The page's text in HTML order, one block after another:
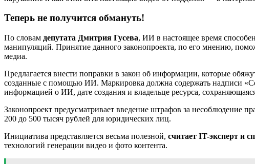
Теперь не получится обмануть!
По словам депутата Дмитрия Гусева, ИИ в настоящее время
манипуляций. Принятие данного законопроекта, по его мнению,
медиа.
Предлагается внести поправки в закон об информации, которые
созданные с помощью ИИ. Маркировка должна содержать надписи
информацией о ИИ, дате создания и владельце ресурса,
Законопроект предусматривает введение штрафов за несоблюдение
200 до 500 тысяч рублей для юридических лиц.
Инициатива представляется весьма полезной, считает IT-эксперт и
технологий генерации видео и фото контента.